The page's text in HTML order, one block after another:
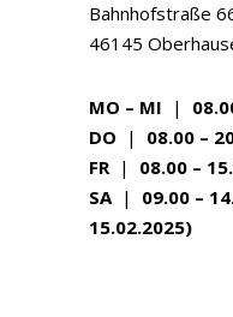
Bahnhofstraße
46145
MO – MI |
DO | 08.00 –
FR| 08.00 –
SA| 09.00 –
15.02.2025)